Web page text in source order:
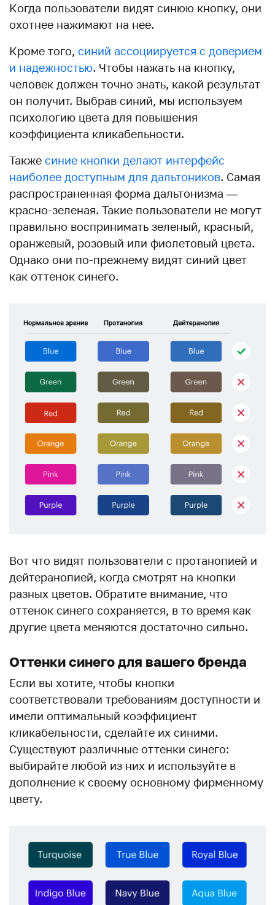
Когда пользователи видят синюю кнопку, они
охотнее нажимают на нее.
Кроме того, синий ассоциируется с доверием
и надежностью. Чтобы нажать на кнопку,
человек должен точно знать, какой результат
он получит. Выбрав синий, мы используем
психологию цвета для повышения
коэффициента кликабельности.
Также синие кнопки делают интерфейс
наиболее доступным для дальтоников. Самая
распространенная форма дальтонизма —
красно-зеленая. Такие пользователи не могут
правильно воспринимать зеленый, красный,
оранжевый, розовый или фиолетовый цвета.
Однако они по-прежнему видят синий цвет
как оттенок синего.
Вот что видят пользователи с протанопией и
дейтеранопией, когда смотрят на кнопки
разных цветов. Обратите внимание, что
оттенок синего сохраняется, в то время как
другие цвета меняются достаточно сильно.
Оттенки синего для вашего бренда
Если вы хотите, чтобы кнопки
соответствовали требованиям доступности и
имели оптимальный коэффициент
кликабельности, сделайте их синими.
Существуют различные оттенки синего:
выбирайте любой из них и используйте в
дополнение к своему основному фирменному
цвету.